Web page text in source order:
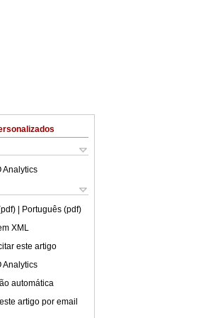
Analytics
| Português (pdf)
XML
este artigo
Analytics
automática
artigo por email